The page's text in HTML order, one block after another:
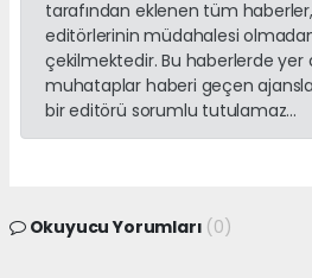
tarafından eklenen tüm
editörlerinin müdahalesi
çekilmektedir. Bu haberlerde yer
muhataplar haberi geçen
bir editörü sorumlu tutulamaz...
Okuyucu Yorumları (0)